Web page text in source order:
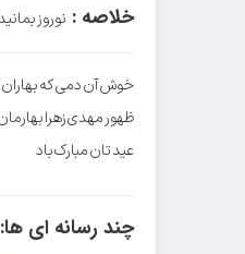
خلاصه : نوروز
خوش آن دمی که بهاران
ظهور مهدی زهرا
عید تان مبارک باد
چند رسانه ای ها: